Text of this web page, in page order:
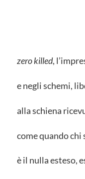
zero killed,
e negli schemi,
alla schiena
come quando chi
è il nulla esteso,